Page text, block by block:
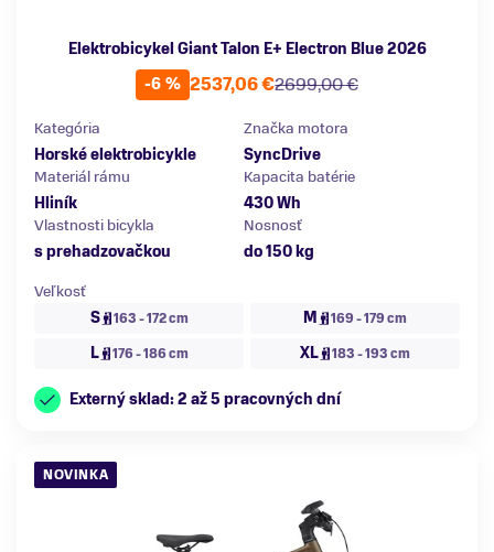
Elektrobicykel Giant Talon E+ Electron Blue 2026
-6 %
2699,00 €
2537,06 €
Kategória
Horské elektrobicykle
Značka motora
SyncDrive
Materiál rámu
Hliník
Kapacita batérie
430 Wh
Vlastnosti bicykla
s prehadzovačkou
Nosnosť
do 150 kg
Veľkosť
S
163 - 172 cm M 169 - 179 cm
L 176 - 186 cm XL 183 - 193 cm
Externý sklad: 2 až 5 pracovných dní
NOVINKA